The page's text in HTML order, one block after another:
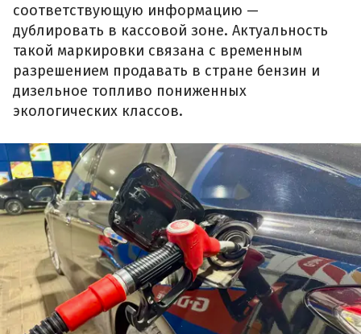
соответствующую информацию —
дублировать в кассовой зоне. Актуальность
такой маркировки связана с временным
разрешением продавать в стране бензин и
дизельное топливо пониженных
экологических классов.